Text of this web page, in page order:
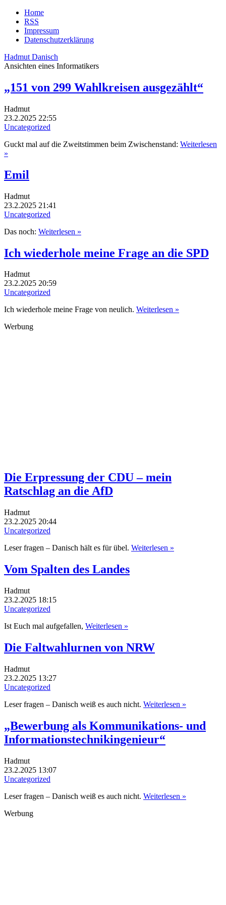
Home
RSS
Impressum
Datenschutzerklärung
Hadmut Danisch
Ansichten eines Informatikers
„151 von 299 Wahlkreisen ausgezählt“
Hadmut
23.2.2025 22:55
Uncategorized
Guckt mal auf die Zweitstimmen beim Zwischenstand: Weiterlesen
»
Emil
Hadmut
23.2.2025 21:41
Uncategorized
Das noch: Weiterlesen »
Ich wiederhole meine Frage an die SPD
Hadmut
23.2.2025 20:59
Uncategorized
Ich wiederhole meine Frage von neulich. Weiterlesen »
Werbung
Die Erpressung der CDU – mein
Ratschlag an die AfD
Hadmut
23.2.2025 20:44
Uncategorized
Leser fragen – Danisch hält es für übel. Weiterlesen »
Vom Spalten des Landes
Hadmut
23.2.2025 18:15
Uncategorized
Ist Euch mal aufgefallen, Weiterlesen »
Die Faltwahlurnen von NRW
Hadmut
23.2.2025 13:27
Uncategorized
Leser fragen – Danisch weiß es auch nicht. Weiterlesen »
„Bewerbung als Kommunikations- und
Informationstechnikingenieur“
Hadmut
23.2.2025 13:07
Uncategorized
Leser fragen – Danisch weiß es auch nicht. Weiterlesen »
Werbung